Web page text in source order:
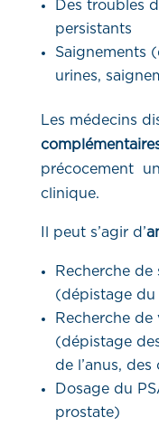
Des troubles
persistants
Saignements
urines,
Les médecins
précocement
clinique.
Il peut s’agir d’
Recherche de
(dépistage du
Recherche
(dépistage
de l’anus,
Dosage du
prostate)